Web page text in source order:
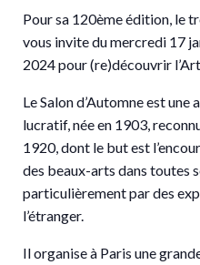
Pour sa 120ème édition, le
vous invite du mercredi 17
2024 pour (re)découvrir
Le Salon d’Automne est
lucratif, née en 1903,
1920, dont le but est
des beaux-arts dans toutes
particulièrement par des
l’étranger.
Il organise à Paris une